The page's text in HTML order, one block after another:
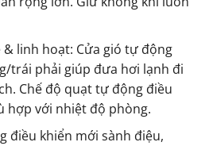
linh hoạt: Cửa gió tự động
trái phải giúp đưa hơi lạnh đi
Chế độ quạt tự động điều
hợp với nhiệt độ phòng.
điều khiển mới sành điệu,